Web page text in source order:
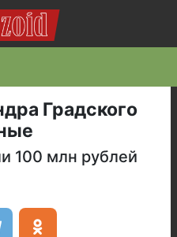
Градского
100 млн рублей